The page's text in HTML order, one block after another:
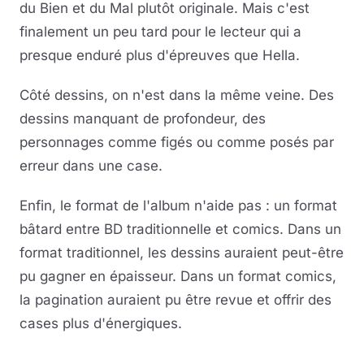
du Bien et du Mal plutôt originale. Mais c'est
finalement un peu tard pour le lecteur qui a
presque enduré plus d'épreuves que Hella.
Côté dessins, on n'est dans la même veine. Des
dessins manquant de profondeur, des
personnages comme figés ou comme posés par
erreur dans une case.
Enfin, le format de l'album n'aide pas : un format
bâtard entre BD traditionnelle et comics. Dans un
format traditionnel, les dessins auraient peut-être
pu gagner en épaisseur. Dans un format comics,
la pagination auraient pu être revue et offrir des
cases plus d'énergiques.